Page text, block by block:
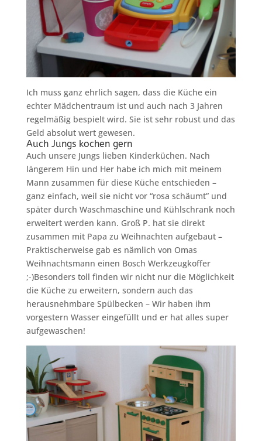
Ich muss ganz ehrlich sagen, dass die Küche ein
echter Mädchentraum ist und auch nach 3 Jahren
regelmäßig bespielt wird. Sie ist sehr robust und das
Geld absolut wert gewesen.
Auch Jungs kochen gern
Auch unsere Jungs lieben Kinderküchen. Nach
längerem Hin und Her habe ich mich mit meinem
Mann zusammen für diese Küche entschieden –
ganz einfach, weil sie nicht vor “rosa schäumt” und
später durch Waschmaschine und Kühlschrank noch
erweitert werden kann. Groß P. hat sie direkt
zusammen mit Papa zu Weihnachten aufgebaut –
Praktischerweise gab es nämlich von Omas
Weihnachtsmann einen Bosch Werkzeugkoffer
;-)Besonders toll finden wir nicht nur die Möglichkeit
die Küche zu erweitern, sondern auch das
herausnehmbare Spülbecken – Wir haben ihm
vorgestern Wasser eingefüllt und er hat alles super
aufgewaschen!